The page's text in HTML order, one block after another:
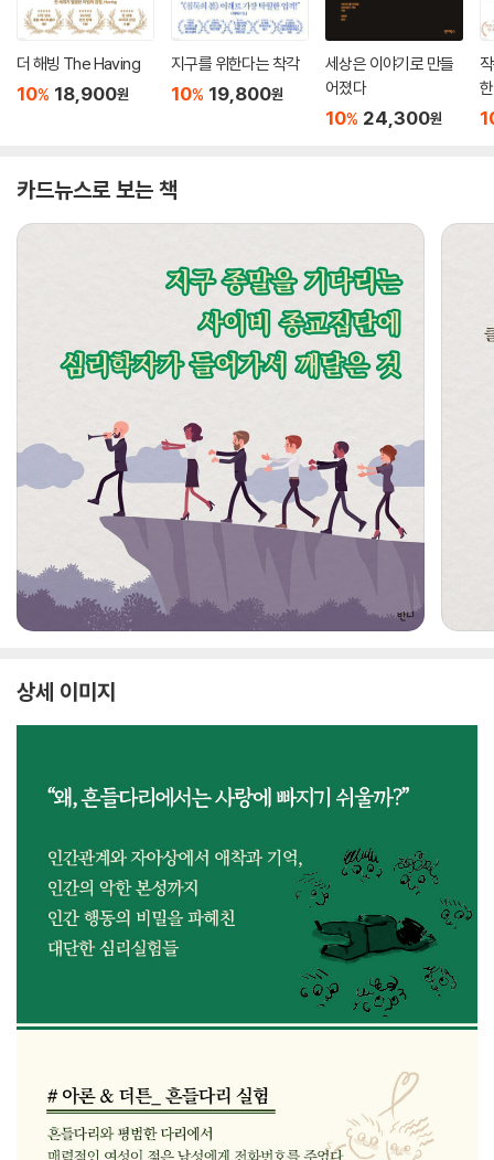
더 해빙 The Having
10% 18,900원
지구를 위한다는 착각
10% 19,800원
세상은 이야기로 만들
어졌다
10% 24,300원
카드뉴스로 보는 책
상세 이미지